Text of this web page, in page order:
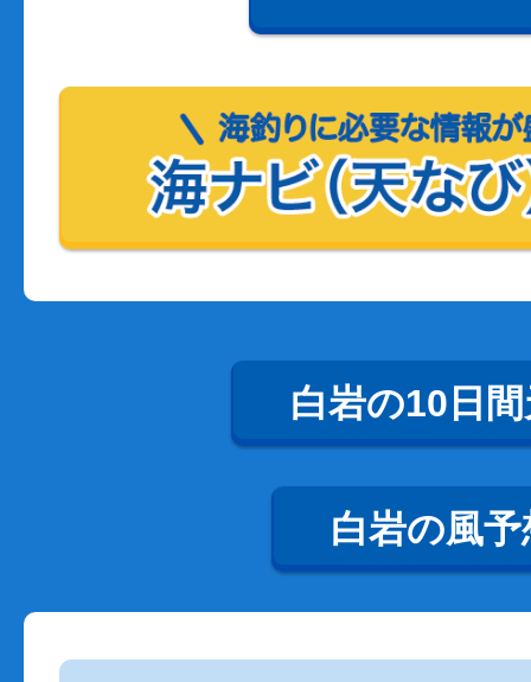
白岩の10日
白岩の風予